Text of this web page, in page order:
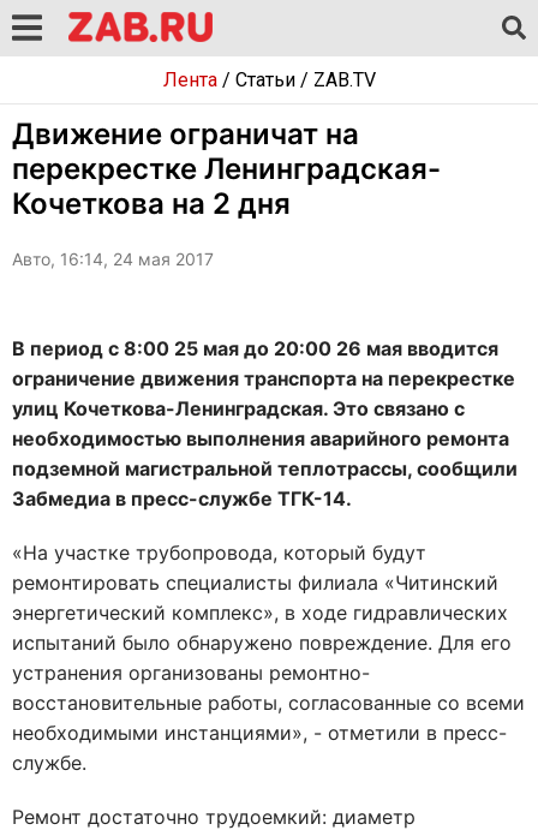
Лента/ Статьи/ ZAB.TV
Движение ограничат на
перекрестке Ленинградская-
Кочеткова на 2 дня
Авто, 16:14, 24 мая 2017
В период с 8:00 25 мая до 20:00 26 мая вводится
ограничение движения транспорта на перекрестке
улиц Кочеткова-Ленинградская. Это связано с
необходимостью выполнения аварийного ремонта
подземной магистральной теплотрассы, сообщили
Забмедиа в пресс-службе ТГК-14.
«На участке трубопровода, который будут
ремонтировать специалисты филиала «Читинский
энергетический комплекс», в ходе гидравлических
испытаний было обнаружено повреждение. Для его
устранения организованы ремонтно-
восстановительные работы, согласованные со всеми
необходимыми инстанциями», - отметили в пресс-
службе.
Ремонт достаточно трудоемкий: диаметр